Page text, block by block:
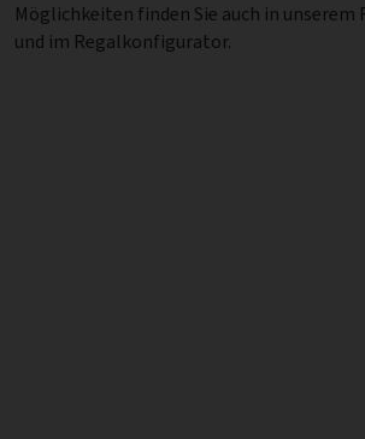
Möglichkeiten finden Sie auch in unserem
und im Regalkonfigurator.